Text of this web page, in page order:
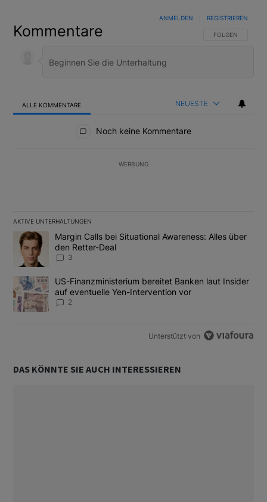
Kommentare FOLGE DIESER
FOLGEN
ANMELDEN REGISTRIEREN
ALLE KOMMENTARE NEUESTE
Noch keine Kommentare
WERBUNG
AKTIVE UNTERHALTUNGEN
Das Folgende ist eine Liste der am meisten kommentierten
Ein Trendartikel mit dem Titel "Margin Calls bei Situational
Margin Calls bei Situational Awareness: Alles über
den Retter-Deal
3
Ein Trendartikel mit dem Titel "US-Finanzministerium bereitet
US-Finanzministerium bereitet Banken laut Insider
auf eventuelle Yen-Intervention vor
2
Unterstützt von
DAS KÖNNTE SIE AUCH INTERESSIEREN